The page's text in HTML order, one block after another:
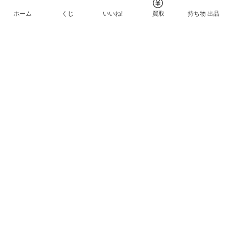
ホーム くじ いいね! 買取 持ち物 出品